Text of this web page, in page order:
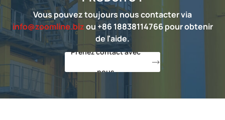
Vous pouvez toujours nous contacter via
info@zoomline.bizou +86 18838114766 pour obtenir
de l'aide.
Prenez contact avec
nous